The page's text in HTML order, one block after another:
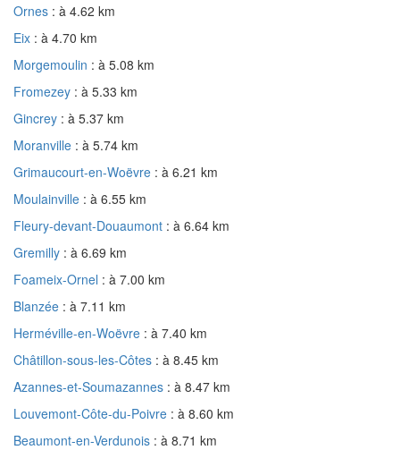
Ornes : à 4.62 km
Eix : à 4.70 km
Morgemoulin : à 5.08 km
Fromezey : à 5.33 km
Gincrey : à 5.37 km
Moranville : à 5.74 km
Grimaucourt-en-Woëvre : à 6.21 km
Moulainville : à 6.55 km
Fleury-devant-Douaumont : à 6.64 km
Gremilly : à 6.69 km
Foameix-Ornel : à 7.00 km
Blanzée : à 7.11 km
Herméville-en-Woëvre : à 7.40 km
Châtillon-sous-les-Côtes : à 8.45 km
Azannes-et-Soumazannes : à 8.47 km
Louvemont-Côte-du-Poivre : à 8.60 km
Beaumont-en-Verdunois : à 8.71 km